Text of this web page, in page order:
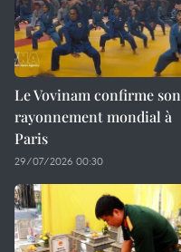
Le Vovinam confirme son
rayonnement mondial à
Paris
29/07/2026 00:30